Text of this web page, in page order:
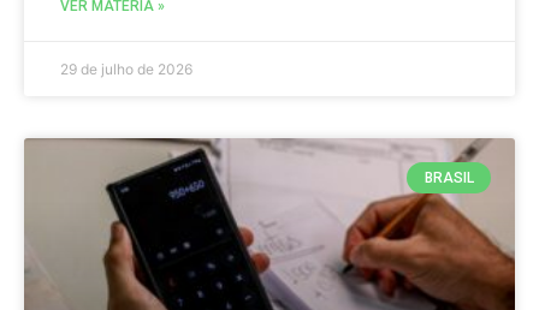
VER MATÉRIA »
29 de julho de 2026
BRASIL